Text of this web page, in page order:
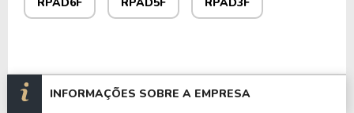
soluções financeiras até produtos de consumo e
serviços de hospitalidade.
INFORMAÇÕES SOBRE A EMPRESA